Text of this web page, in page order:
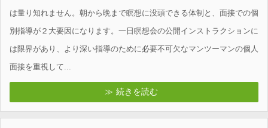
協会について
は量り知れません。朝から晩まで瞑想に没頭できる体制と、面接での個
別指導が２大要因になります。一日瞑想会の公開インストラクションに
は限界があり、より深い指導のために必要不可欠なマンツーマンの個人
面接を重視して...
続きを読む